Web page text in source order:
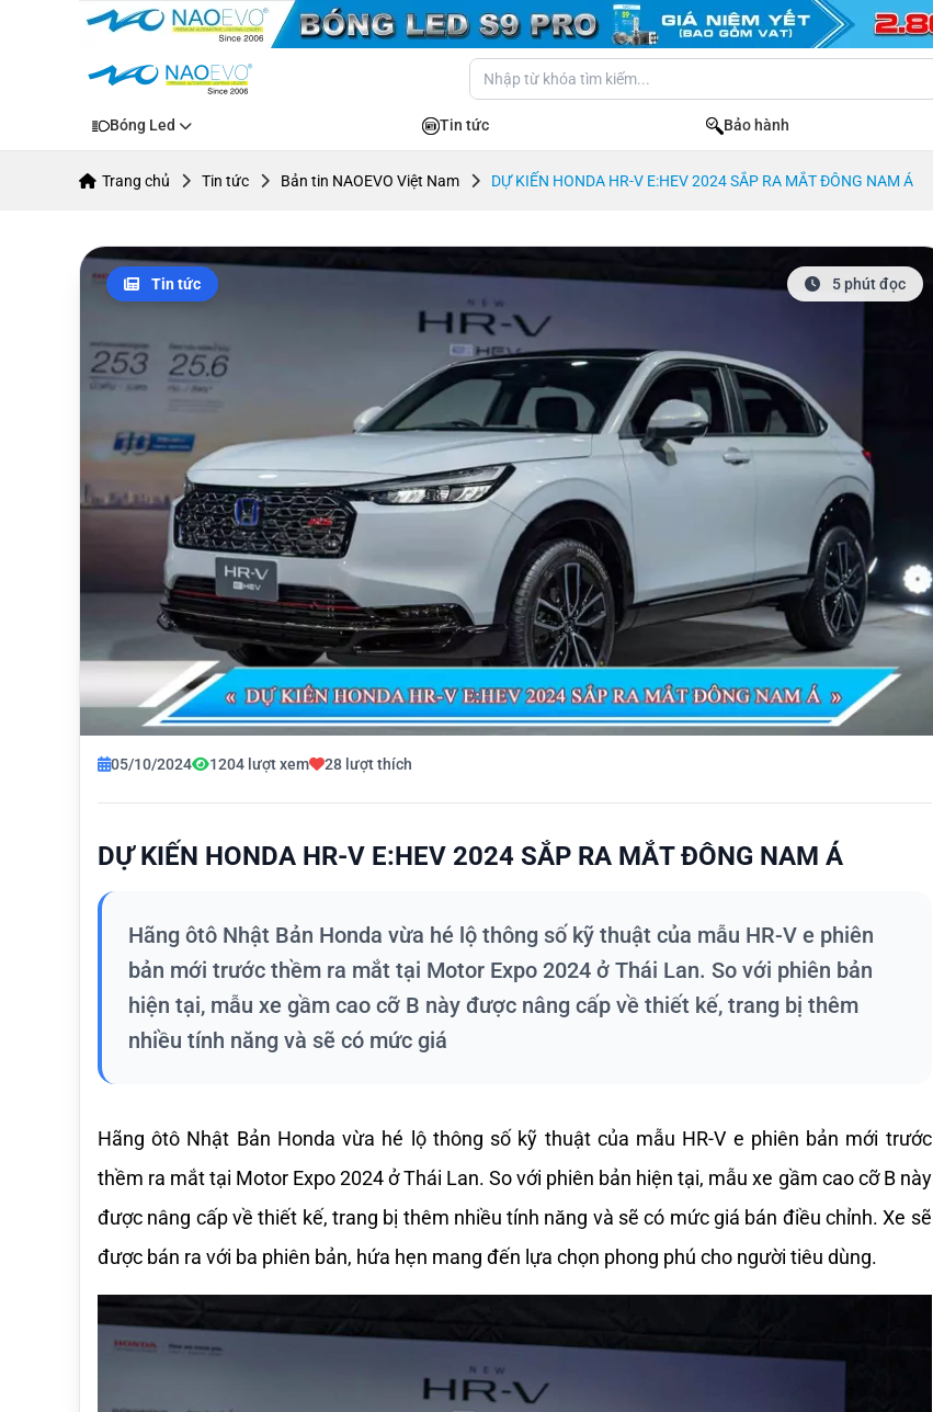
Bóng Led Tin tức Bảo hành
Trang chủ Tin tức Bản tin NAOEVO Việt Nam DỰ KIẾN HONDA HR-V E:HEV 2024 SẮP RA MẮT ĐÔNG NAM Á
Tin tức 5 phút đọc
05/10/2024 1204 lượt xem 28 lượt thích
DỰ KIẾN HONDA HR-V E:HEV 2024 SẮP RA MẮT ĐÔNG NAM Á
Hãng ôtô Nhật Bản Honda vừa hé lộ thông số kỹ thuật của mẫu HR-V e phiên
bản mới trước thềm ra mắt tại Motor Expo 2024 ở Thái Lan. So với phiên bản
hiện tại, mẫu xe gầm cao cỡ B này được nâng cấp về thiết kế, trang bị thêm
nhiều tính năng và sẽ có mức giá
Hãng ôtô Nhật Bản Honda vừa hé lộ thông số kỹ thuật của mẫu HR-V e phiên bản mới trước
thềm ra mắt tại Motor Expo 2024 ở Thái Lan. So với phiên bản hiện tại, mẫu xe gầm cao cỡ B này
được nâng cấp về thiết kế, trang bị thêm nhiều tính năng và sẽ có mức giá bán điều chỉnh. Xe sẽ
được bán ra với ba phiên bản, hứa hẹn mang đến lựa chọn phong phú cho người tiêu dùng.